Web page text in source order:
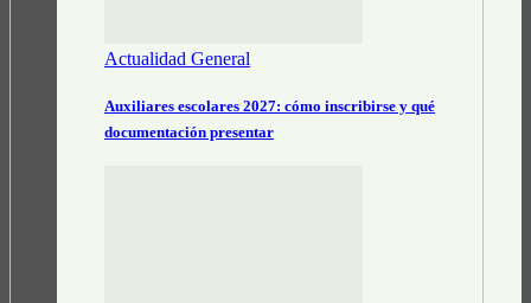
Actualidad General
Auxiliares escolares 2027: cómo inscribirse y qué
documentación presentar